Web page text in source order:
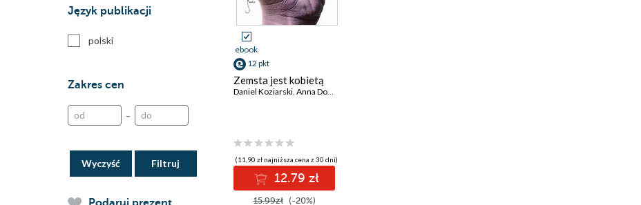
Język publikacji
polski
Zakres cen
–
Wyczyść
ebook
12 pkt
Zemsta jest kobietą
Daniel Koziarski, Anna Dominiczak
(11,90 zł najniższa cena z 30 dni)
12.79 zł
15.99zł (-20%)